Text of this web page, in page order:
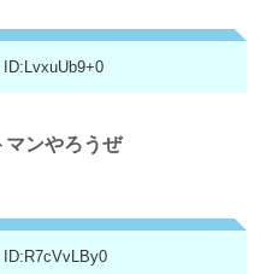
ID:LvxuUb9+0
マンやろうぜ
ID:R7cVvLBy0